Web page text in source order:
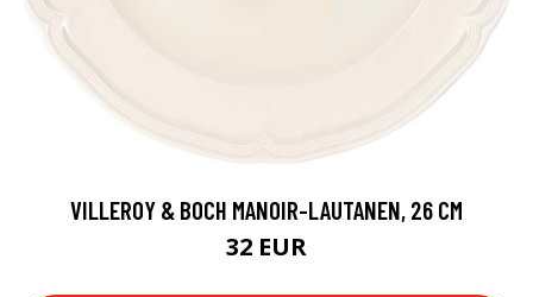
VILLEROY & BOCH MANOIR-LAUTANEN, 26 CM
32 EUR